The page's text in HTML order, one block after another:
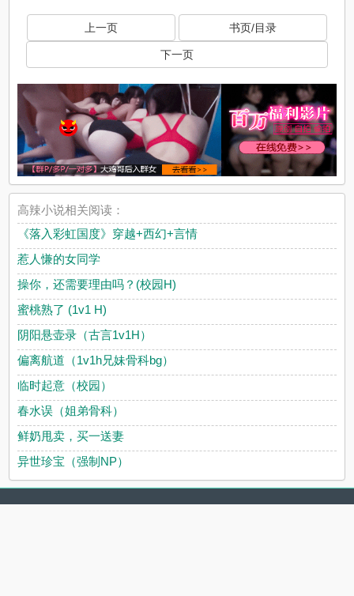
上一页 书页/目录
下一页
高辣小说相关阅读：
《落入彩虹国度》穿越+西幻+言情
惹人慊的女同学
操你，还需要理由吗？(校园H)
蜜桃熟了 (1v1 H)
阴阳悬壶录（古言1v1H）
偏离航道（1v1h兄妹骨科bg）
临时起意（校园）
春水误（姐弟骨科）
鲜奶甩卖，买一送妻
异世珍宝（强制NP）